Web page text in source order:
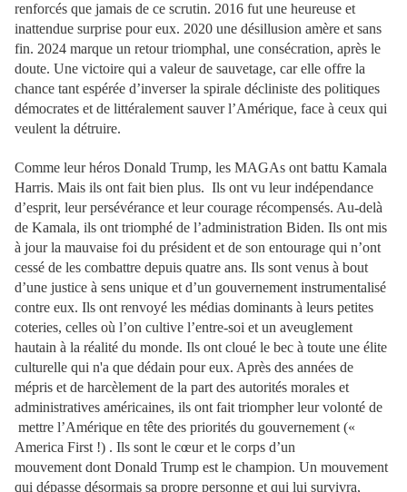
renforcés que jamais de ce scrutin. 2016 fut une heureuse et
inattendue surprise pour eux. 2020 une désillusion amère et sans
fin. 2024 marque un retour triomphal, une consécration, après le
doute. Une victoire qui a valeur de sauvetage, car elle offre la
chance tant espérée d’inverser la spirale décliniste des politiques
démocrates et de littéralement sauver l’Amérique, face à ceux qui
veulent la détruire.
Comme leur héros Donald Trump, les MAGAs ont battu Kamala
Harris. Mais ils ont fait bien plus. Ils ont vu leur indépendance
d’esprit, leur persévérance et leur courage récompensés. Au-delà
de Kamala, ils ont triomphé de l’administration Biden. Ils ont mis
à jour la mauvaise foi du président et de son entourage qui n’ont
cessé de les combattre depuis quatre ans. Ils sont venus à bout
d’une justice à sens unique et d’un gouvernement instrumentalisé
contre eux. Ils ont renvoyé les médias dominants à leurs petites
coteries, celles où l’on cultive l’entre-soi et un aveuglement
hautain à la réalité du monde. Ils ont cloué le bec à toute une élite
culturelle qui n'a que dédain pour eux. Après des années de
mépris et de harcèlement de la part des autorités morales et
administratives américaines, ils ont fait triompher leur volonté de
mettre l’Amérique en tête des priorités du gouvernement («
America First !) . Ils sont le cœur et le corps d’un
mouvement dont Donald Trump est le champion. Un mouvement
qui dépasse désormais sa propre personne et qui lui survivra,